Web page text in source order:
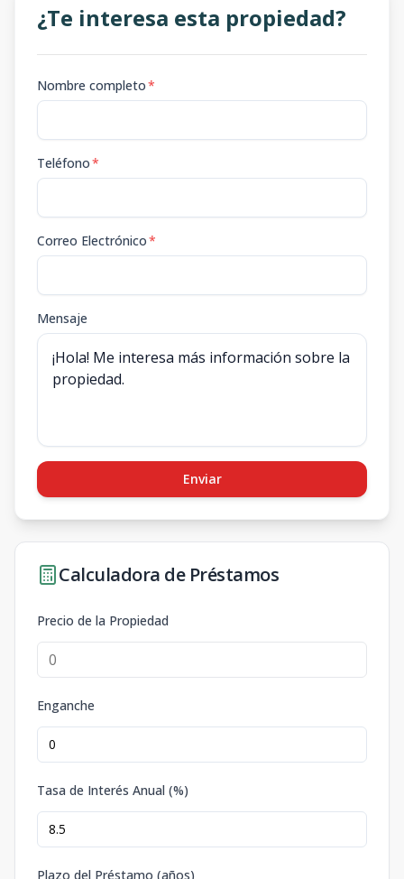
¿Te interesa esta propiedad?
Nombre completo*
Teléfono*
Correo Electrónico*
Mensaje
Enviar
Calculadora de Préstamos
Precio de la Propiedad
Enganche
Tasa de Interés Anual (%)
Plazo del Préstamo (años)